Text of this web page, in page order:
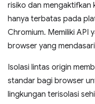
risiko dan
hanya terbatas pada
Chromium. Memiliki API
browser yang
Isolasi lintas origin
standar bagi browser
lingkungan terisolasi